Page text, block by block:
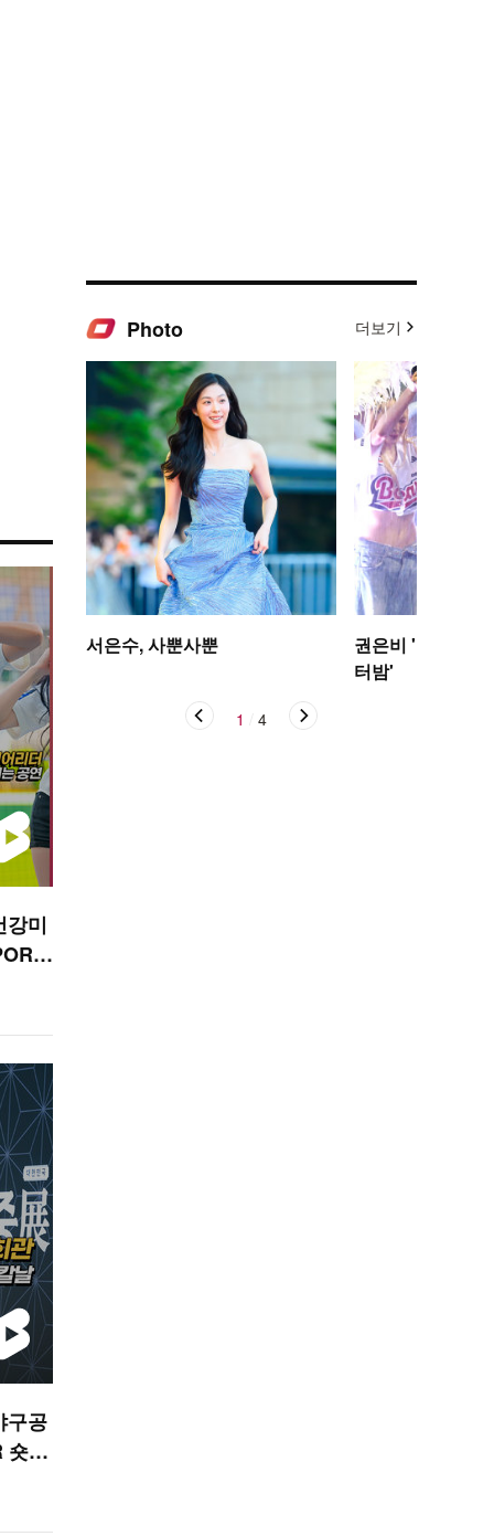
강미
구공
숏
Photo 더보기
서은수, 사뿐사뿐
권은비 '야구장
터밤'
1 4